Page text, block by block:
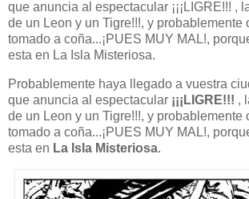
que anuncia al espectacular ¡¡¡LIGRE!!! ,
de un Leon y un Tigre!!!, y probablemente
tomado a coña...¡PUES MUY MAL!,
esta en La Isla Misteriosa.
Probablemente haya llegado a vuestra
que anuncia al espectacular ¡¡¡LIGRE!!! ,
de un Leon y un Tigre!!!, y probablemente
tomado a coña...¡PUES MUY MAL!,
esta en La Isla Misteriosa.